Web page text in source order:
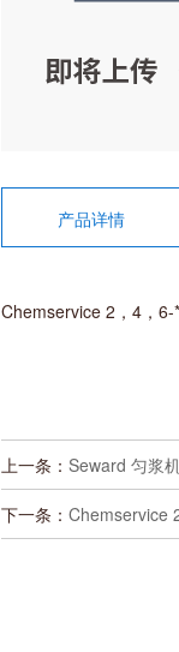
产品详情
Chemservice 2，4，
上一条： Seward 匀浆
下一条： Chemservice